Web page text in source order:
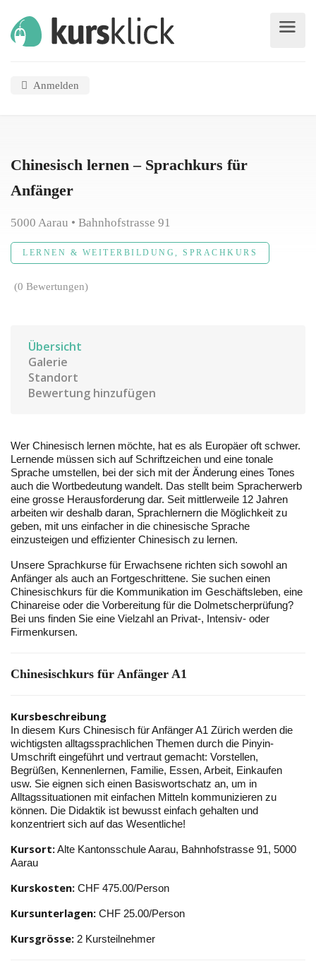
Anmelden
Chinesisch lernen – Sprachkurs für
Anfänger
5000 Aarau • Bahnhofstrasse 91
LERNEN & WEITERBILDUNG, SPRACHKURS
(0 Bewertungen)
Übersicht
Galerie
Standort
Bewertung hinzufügen
Wer Chinesisch lernen möchte, hat es als Europäer oft schwer.
Lernende müssen sich auf Schriftzeichen und eine tonale
Sprache umstellen, bei der sich mit der Änderung eines Tones
auch die Wortbedeutung wandelt. Das stellt beim Spracherwerb
eine grosse Herausforderung dar. Seit mittlerweile 12 Jahren
arbeiten wir deshalb daran, Sprachlernern die Möglichkeit zu
geben, mit uns einfacher in die chinesische Sprache
einzusteigen und effizienter Chinesisch zu lernen.
Unsere Sprachkurse für Erwachsene richten sich sowohl an
Anfänger als auch an Fortgeschrittene. Sie suchen einen
Chinesischkurs für die Kommunikation im Geschäftsleben, eine
Chinareise oder die Vorbereitung für die Dolmetscherprüfung?
Bei uns finden Sie eine Vielzahl an Privat-, Intensiv- oder
Firmenkursen.
Chinesischkurs für Anfänger A1
Kursbeschreibung
In diesem Kurs Chinesisch für Anfänger A1 Zürich werden die
wichtigsten alltagssprachlichen Themen durch die Pinyin-
Umschrift eingeführt und vertraut gemacht: Vorstellen,
Begrüßen, Kennenlernen, Familie, Essen, Arbeit, Einkaufen
usw. Sie eignen sich einen Basiswortschatz an, um in
Alltagssituationen mit einfachen Mitteln kommunizieren zu
können. Die Didaktik ist bewusst einfach gehalten und
konzentriert sich auf das Wesentliche!
Kursort:Alte Kantonsschule Aarau, Bahnhofstrasse 91, 5000
Aarau
Kurskosten: CHF 475.00/Person
Kursunterlagen: CHF 25.00/Person
Kursgrösse: 2 Kursteilnehmer